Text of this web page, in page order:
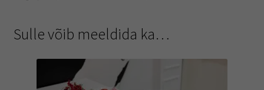
Sulle võib meeldida ka…